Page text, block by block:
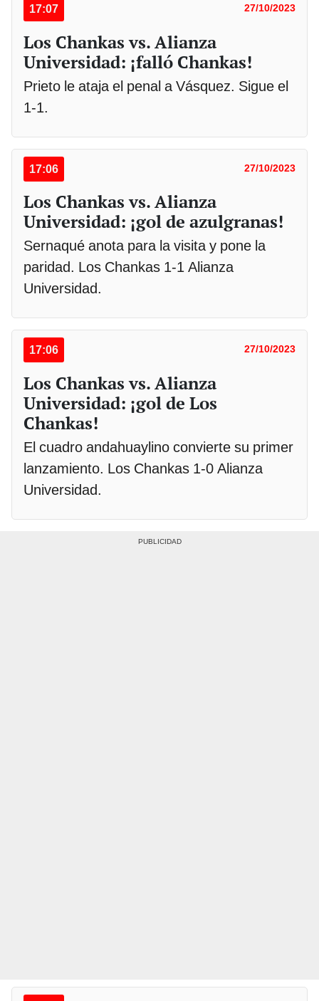
17:07 27/10/2023
Los Chankas vs. Alianza
Universidad: ¡falló Chankas!
Prieto le ataja el penal a Vásquez. Sigue el
1-1.
17:06 27/10/2023
Los Chankas vs. Alianza
Universidad: ¡gol de azulgranas!
Sernaqué anota para la visita y pone la
paridad. Los Chankas 1-1 Alianza
Universidad.
17:06 27/10/2023
Los Chankas vs. Alianza
Universidad: ¡gol de Los
Chankas!
El cuadro andahuaylino convierte su primer
lanzamiento. Los Chankas 1-0 Alianza
Universidad.